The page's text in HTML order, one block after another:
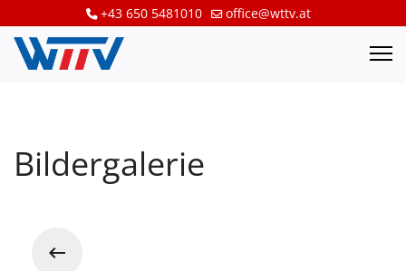
+43 650 5481010 office@wttv.at
Bildergalerie